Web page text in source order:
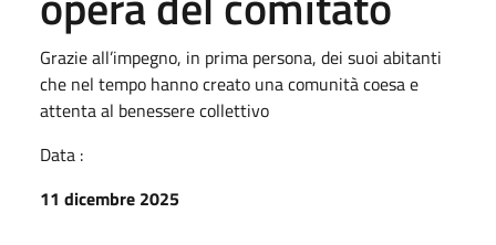
Grazie all’impegno, in prima persona, dei suoi abitanti
che nel tempo hanno creato una comunità coesa e
attenta al benessere collettivo
Data :
11 dicembre 2025